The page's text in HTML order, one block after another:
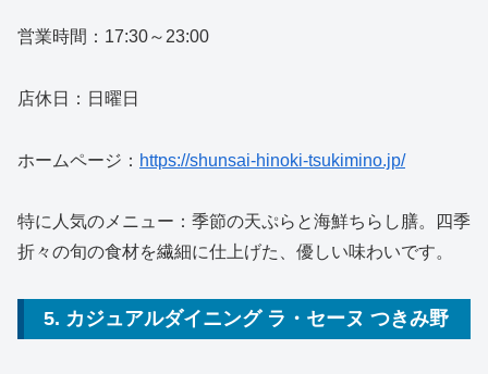
営業時間：17:30～23:00
店休日：日曜日
ホームページ： https://shunsai-hinoki-tsukimino.jp/
特に人気のメニュー：季節の天ぷらと海鮮ちらし膳。四季
折々の旬の食材を繊細に仕上げた、優しい味わいです。
5. カジュアルダイニング ラ・セーヌ つきみ野